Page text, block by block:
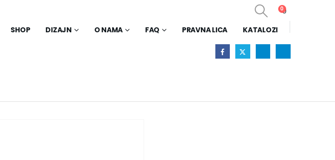
00
SHOP DIZAJN O NAMA FAQ PRAVNA LICA KATALOZI